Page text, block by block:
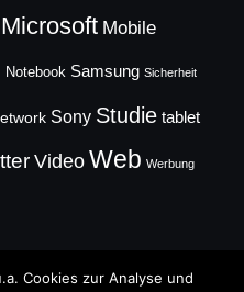
Microsoft Mobile
Notebook Samsung Sicherheit
Sony Studie tablet
Video Web Werbung
Cookies zur Analyse und